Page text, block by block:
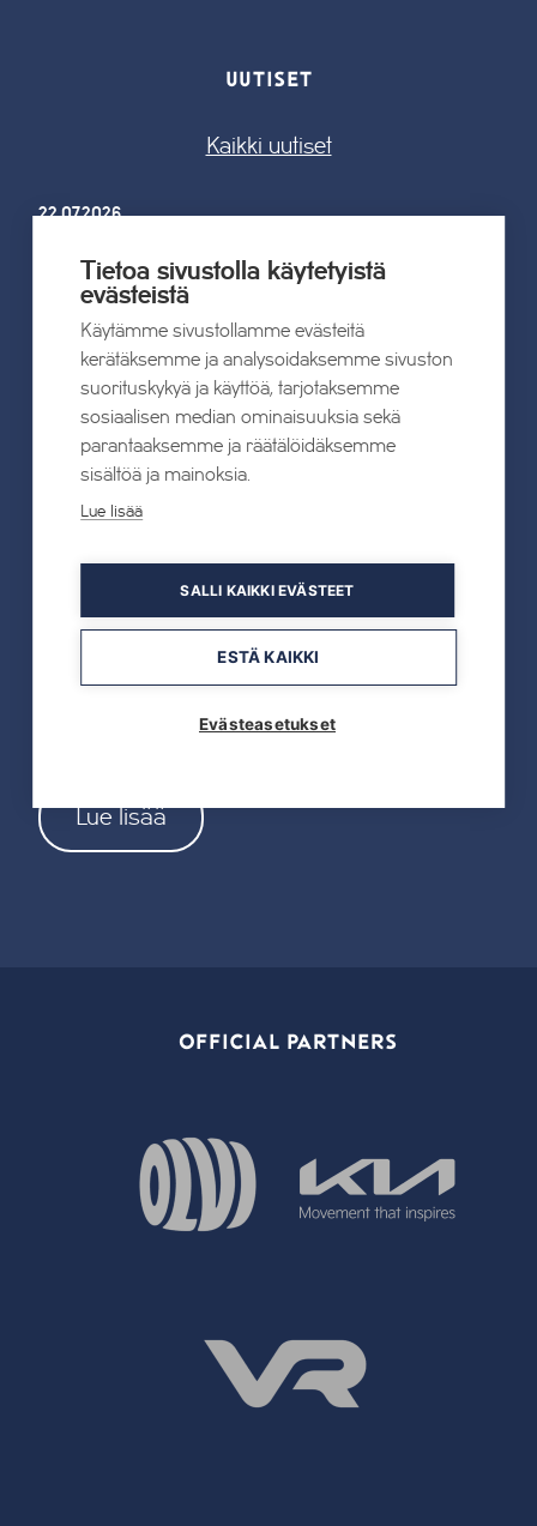
UUTISET
Kaikki uutiset
22.07.2026
suomalaiselle arjelle
Lue lisää
19.05.2026
Lue lisää
19.05.2026
Tahkon reitistöjen opastus uusitaan kokonaan
Lue lisää
OFFICIAL PARTNERS
Tietoa sivustolla käytetyistä
evästeistä
Käytämme sivustollamme evästeitä
kerätäksemme ja analysoidaksemme sivuston
suorituskykyä ja käyttöä, tarjotaksemme
sosiaalisen median ominaisuuksia sekä
parantaaksemme ja räätälöidäksemme
sisältöä ja mainoksia.
Lue lisää
SALLI KAIKKI EVÄSTEET
ESTÄ KAIKKI
Evästeasetukset